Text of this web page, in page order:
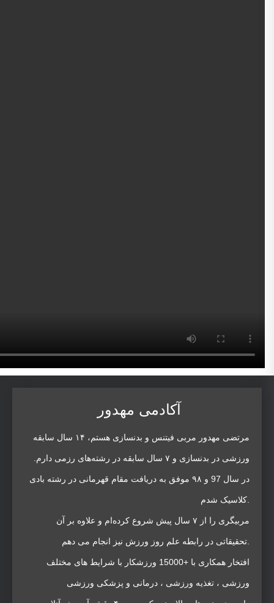
آکادمی مهدور
مرتضی مهدور مربی فیتنس و بدنسازی هستم، ۱۴ سال سابقه
ورزشی در بدنسازی و ۷ سال سابقه در رشته‌های رزمی دارم.
در سال 97 و ۹۸ موفق به دریافت مقام قهرمانی در رشته بادی
مربیگری را از ۷ سال پیش شروع کرده‌ام و علاوه بر آن
افتخار همکاری با +15000 ورزشکار با شرایط های مختلف
ورزشی ، تغذیه ورزشی ، درمانی و پزشکی ورزشی